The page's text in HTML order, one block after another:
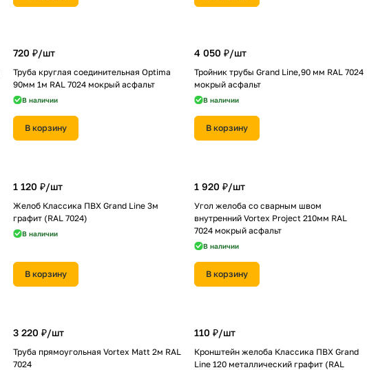
720 ₽/шт
Труба круглая соединительная Optima
90мм 1м RAL 7024 мокрый асфальт
В наличии
В корзину
4 050 ₽/шт
Тройник трубы Grand Line,90 мм RAL 7024
мокрый асфальт
В наличии
В корзину
1 120 ₽/шт
Желоб Классика ПВХ Grand Line 3м
графит (RAL 7024)
В наличии
В корзину
1 920 ₽/шт
Угол желоба со сварным швом
внутренний Vortex Project 210мм RAL
7024 мокрый асфальт
В наличии
В корзину
3 220 ₽/шт
Труба прямоугольная Vortex Matt 2м RAL
7024
110 ₽/шт
Кронштейн желоба Классика ПВХ Grand
Line 120 металлический графит (RAL